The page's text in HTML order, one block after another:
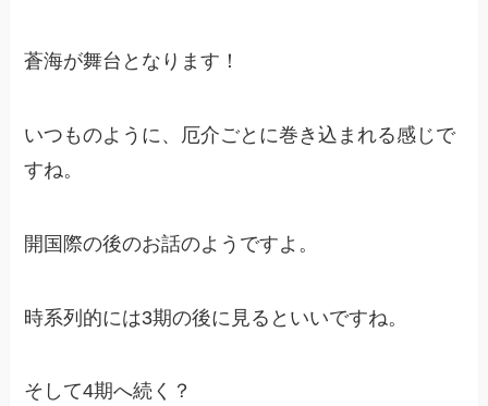
蒼海が舞台となります！
いつものように、厄介ごとに巻き込まれる感じで
すね。
開国際の後のお話のようですよ。
時系列的には3期の後に見るといいですね。
そして4期へ続く？